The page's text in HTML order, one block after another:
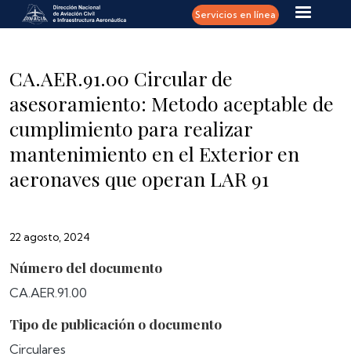
Pasar al contenido principal Servicios en línea
CA.AER.91.00 Circular de
asesoramiento: Metodo aceptable de
cumplimiento para realizar
mantenimiento en el Exterior en
aeronaves que operan LAR 91
22 agosto, 2024
Número del documento
CA.AER.91.00
Tipo de publicación o documento
Circulares